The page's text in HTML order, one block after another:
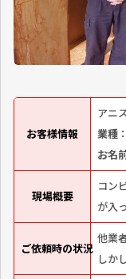
お客様情報
アニ
業種
お名
現場概要
コン
が入
ご依頼時の状況
他業
しか